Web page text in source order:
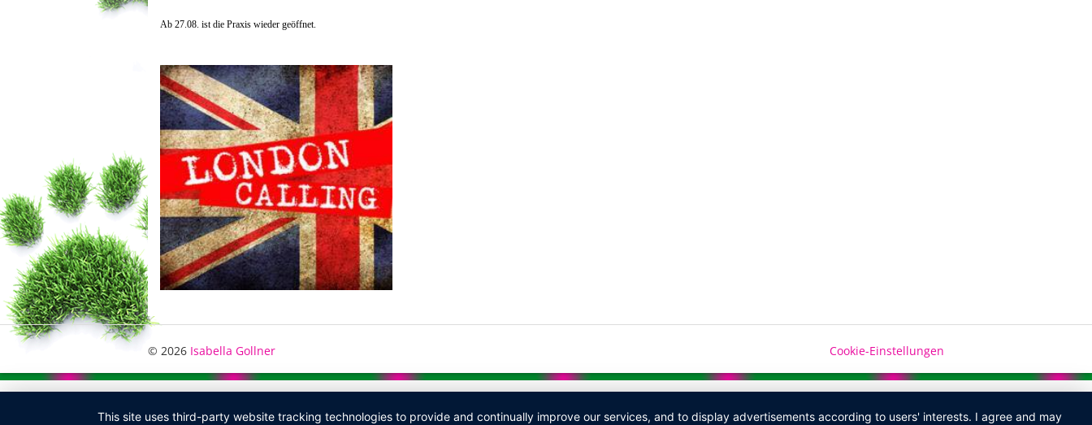
Ab 27.08. ist die Praxis wieder geöffnet.
© 2026 Isabella Gollner Cookie-Einstellungen
This site uses third-party website tracking technologies to provide and continually improve our services, and to display advertisements according to users' interests. I agree and may